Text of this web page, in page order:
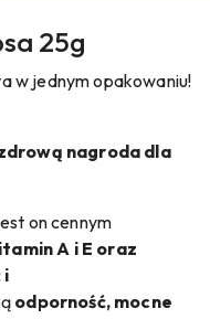
25g
w jednym opakowaniu!
nagroda dla
on cennym
A i E oraz
i
odporność, mocne